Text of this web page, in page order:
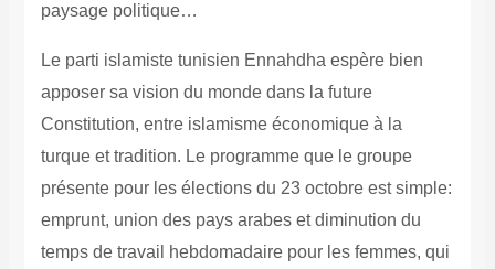
paysage politique…
Le parti islamiste tunisien Ennahdha espère bien
apposer sa vision du monde dans la future
Constitution, entre islamisme économique à la
turque et tradition. Le programme que le groupe
présente pour les élections du 23 octobre est simple:
emprunt, union des pays arabes et diminution du
temps de travail hebdomadaire pour les femmes, qui